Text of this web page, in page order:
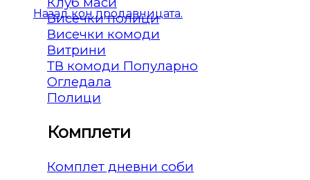
Назад кон продавницата.
Висечки полици
Висечки комоди
Витрини
ТВ комоди
Огледала
Полици
Комплети
Комплет дневни соби